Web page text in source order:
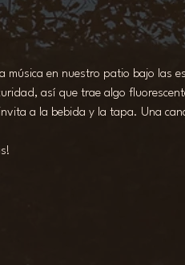
en nuestro patio bajo las
así que trae algo
a la bebida y la tapa. Una